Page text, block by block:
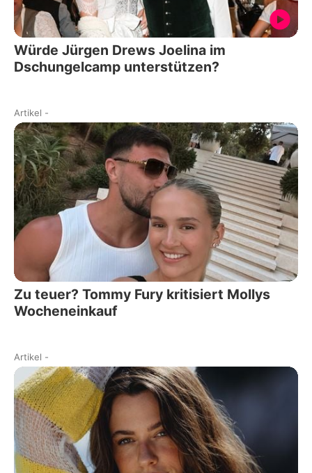
Würde Jürgen Drews Joelina im
Dschungelcamp unterstützen?
Artikel -
Zu teuer? Tommy Fury kritisiert Mollys
Wocheneinkauf
Artikel -